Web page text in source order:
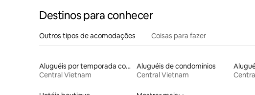
Destinos para conhecer
Outros tipos de acomodações Coisas para fazer
Aluguéis por temporada com sauna
Central Vietnam
Aluguéis de condomínios
Central Vietnam